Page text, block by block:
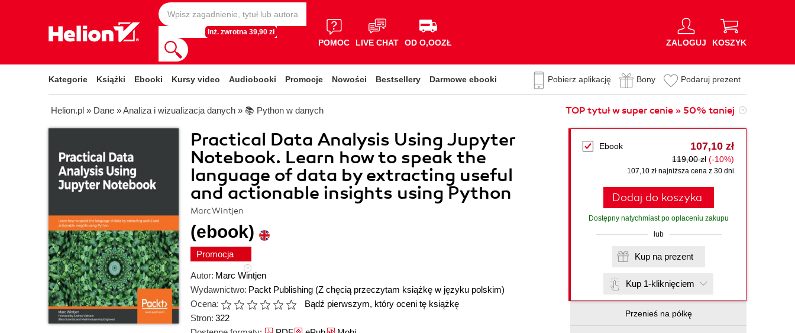
Inż. zwrotna 39,90 zł
POMOC LIVE CHAT OD O,OOZŁ ZALOGUJ KOSZYK
Kategorie Książki Ebooki Kursy video Audiobooki Promocje Nowości Bestsellery Darmowe ebooki Pobierz aplikację Bony Podaruj prezent
Helion.pl » Dane »Analiza i wizualizacja danych » 📚 Python w danych TOP tytuł w super cenie » 50% taniej
Practical Data Analysis Using Jupyter
Notebook. Learn how to speak the
language of data by extracting useful
and actionable insights using Python
Marc Wintjen
(ebook)
Promocja
Autor: Marc Wintjen
Wydawnictwo: Packt Publishing (Z chęcią przeczytam książkę w języku polskim)
Ocena:
Bądź pierwszym, który oceni tę książkę
Stron: 322
Ebook 107,10 zł
119,00 zł (-10%)
107,10 zł najniższa cena z 30 dni
Dodaj do koszyka
Dostępny natychmiast po opłaceniu zakupu
lub
Kup na prezent
Kup 1-kliknięciem
Przenieś na półkę